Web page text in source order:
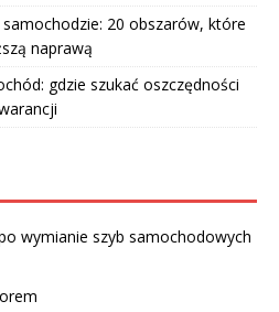
20 obszarów, które
naprawą
gdzie szukać oszczędności
wymianie szyb samochodowych